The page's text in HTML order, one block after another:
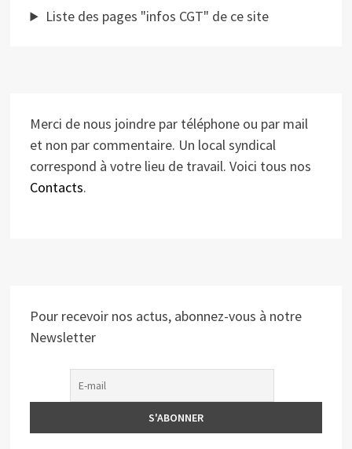
Liste des pages "infos CGT" de ce site
Merci de nous joindre par téléphone ou par mail
et non par commentaire. Un local syndical
correspond à votre lieu de travail. Voici tous nos
Contacts.
Pour recevoir nos actus, abonnez-vous à notre
Newsletter